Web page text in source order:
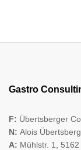
Gastro
F: Übertsberger
N: Alois
A: Mühlstr. 1,